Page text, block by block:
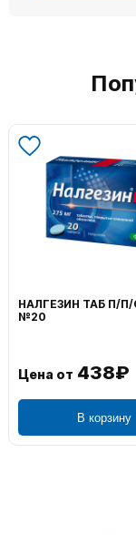
НАЛГЕЗИН ТАБ П/
№20
Цена от 438₽
В корзину